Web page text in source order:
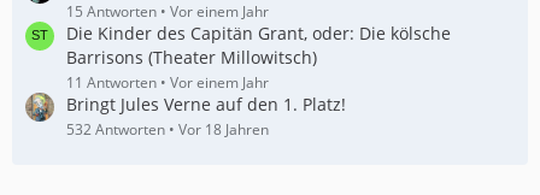
15 Antworten Vor einem Jahr
Die Kinder des Capitän Grant, oder: Die kölsche
Barrisons (Theater Millowitsch)
11 Antworten Vor einem Jahr
Bringt Jules Verne auf den 1. Platz!
532 Antworten Vor 18 Jahren